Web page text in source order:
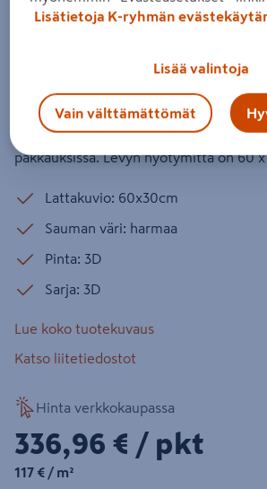
2,88m²
Fibo-sisustuslevyjen valikoimassa on yli
ja niillä on helppo tehdä yhtä näyttävät
seinät kuin keraamisilla laatoilla. Levyt
pakkauksissa. Levyn hyötymitta on 60 x
Lattakuvio: 60x30cm
Sauman väri: harmaa
Pinta: 3D
Sarja: 3D
Lue koko tuotekuvaus
Katso liitetiedostot
Hinta verkkokaupassa
336,96€/pkt
336,96 € / pkt
117€/m²
117 € / m²
Lisätietoja K-ryhmän
Lisää valintoja
Vain välttämättömät